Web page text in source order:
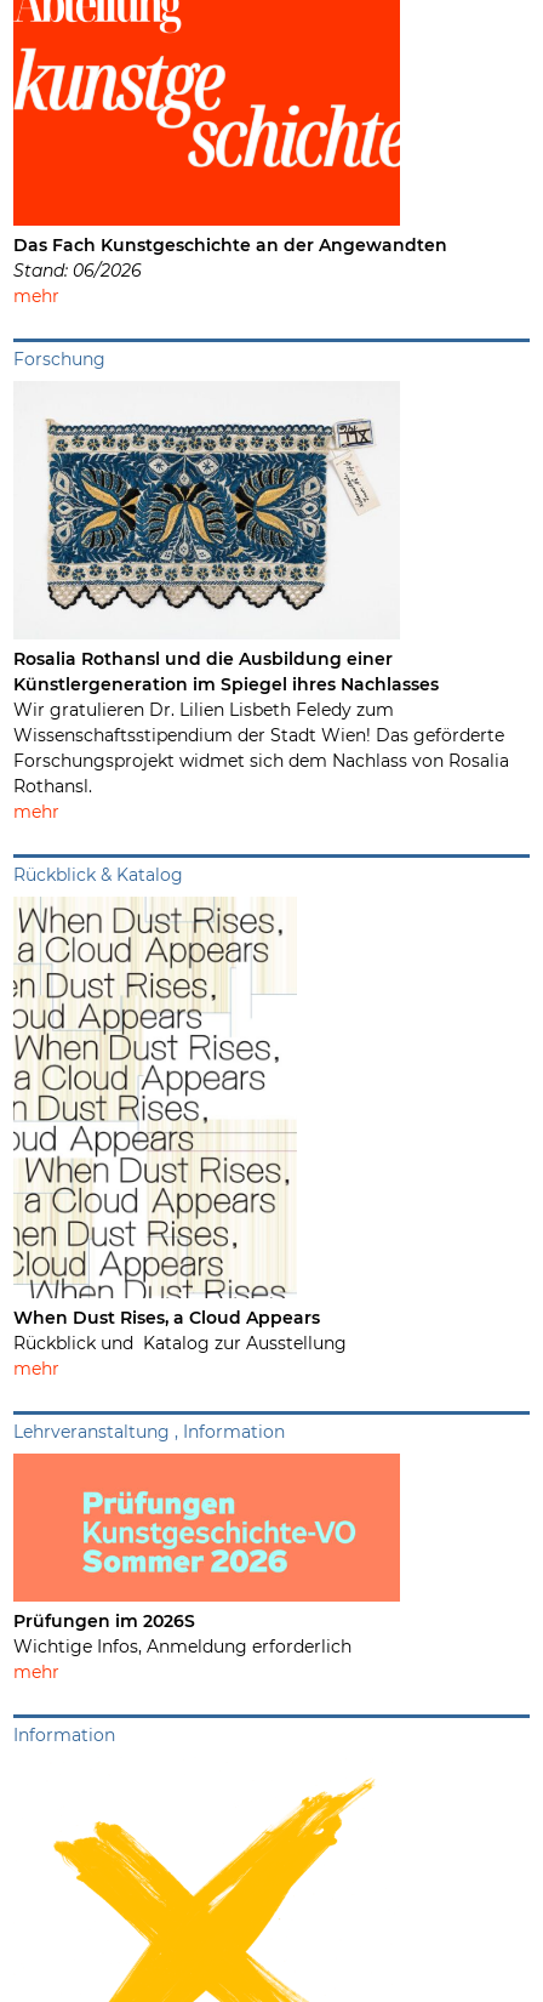
Das Fach Kunstgeschichte an der Angewandten
Stand: 06/2026
mehr
Forschung
Rosalia Rothansl und die Ausbildung einer
Künstlergeneration im Spiegel ihres Nachlasses
Wir gratulieren Dr. Lilien Lisbeth Feledy zum
Wissenschaftsstipendium der Stadt Wien! Das geförderte
Forschungsprojekt widmet sich dem Nachlass von Rosalia
Rothansl.
mehr
Rückblick & Katalog
When Dust Rises, a Cloud Appears
Rückblick und Katalog zur Ausstellung
mehr
Lehrveranstaltung , Information
Prüfungen im 2026S
Wichtige Infos, Anmeldung erforderlich
mehr
Information